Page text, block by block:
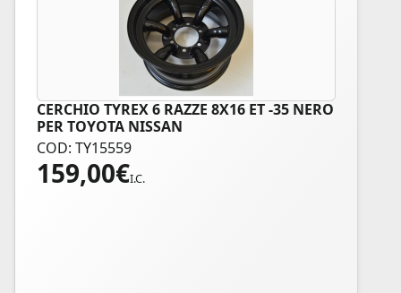
CERCHIO TYREX 6 RAZZE 8X16 ET -35 NERO
PER TOYOTA NISSAN
COD: TY15559
159,00€I.C.